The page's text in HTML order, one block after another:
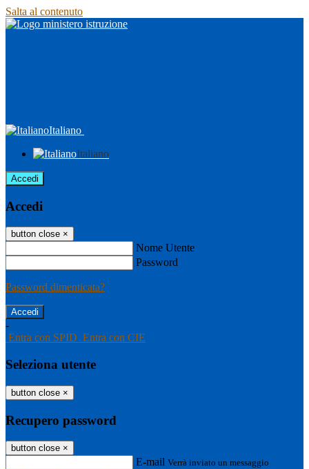
Salta al contenuto
Italiano
Italiano
Accedi
Accedi
button close ×
Nome Utente
Password
Password dimenticata?
-
Entra con SPID Entra con CIE
Seleziona utente
button close ×
Recupero password
button close ×
E-mail Verrà inviato un messaggio